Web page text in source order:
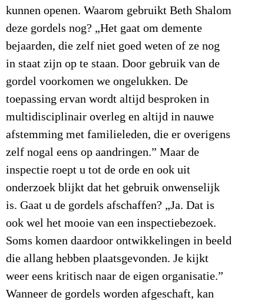
kunnen openen. Waarom gebruikt Beth Shalom
deze gordels nog? „Het gaat om demente
bejaarden, die zelf niet goed weten of ze nog
in staat zijn op te staan. Door gebruik van de
gordel voorkomen we ongelukken. De
toepassing ervan wordt altijd besproken in
multidisciplinair overleg en altijd in nauwe
afstemming met familieleden, die er overigens
zelf nogal eens op aandringen.” Maar de
inspectie roept u tot de orde en ook uit
onderzoek blijkt dat het gebruik onwenselijk
is. Gaat u de gordels afschaffen? „Ja. Dat is
ook wel het mooie van een inspectiebezoek.
Soms komen daardoor ontwikkelingen in beeld
die allang hebben plaatsgevonden. Je kijkt
weer eens kritisch naar de eigen organisatie.”
Wanneer de gordels worden afgeschaft, kan